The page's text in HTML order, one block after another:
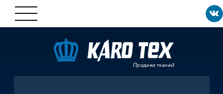
Продажа тканей